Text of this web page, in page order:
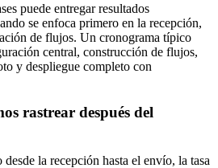
puede entregar resultados
se enfoca primero en la recepción,
de flujos. Un cronograma típico
central, construcción de flujos,
y despliegue completo con
rastrear después del
la recepción hasta el envío, la tasa